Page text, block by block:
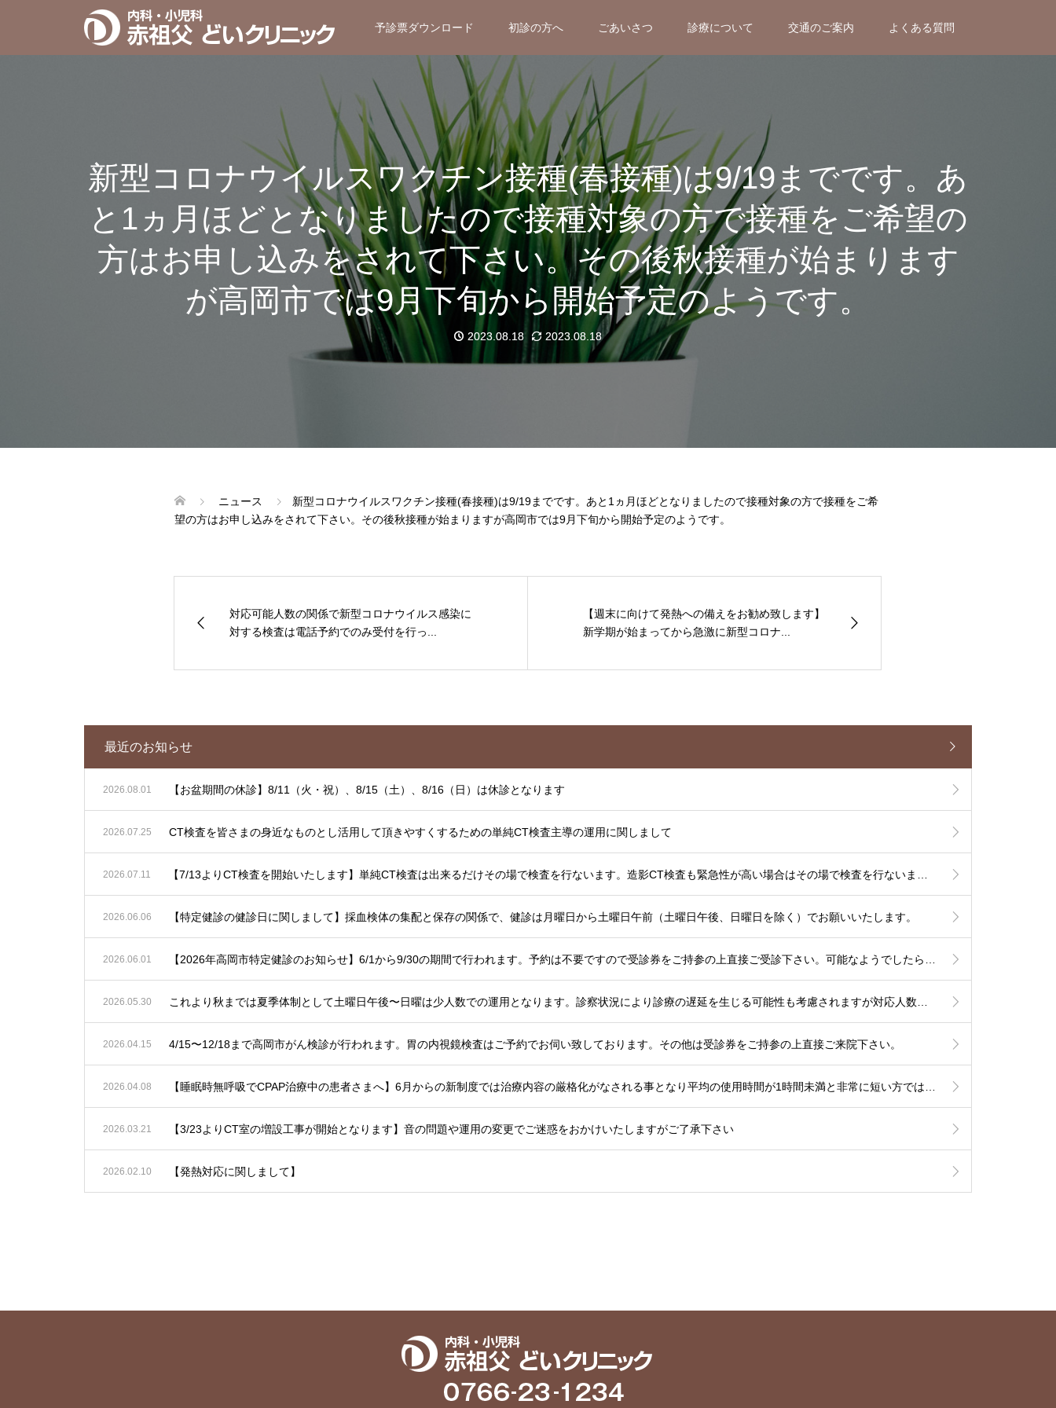
予診票ダウンロード 初診の方へ ごあいさつ 診療について 交通のご案内 よくある質問
新型コロナウイルスワクチン接種(春接種)は9/19までです。あ
と1ヵ月ほどとなりましたので接種対象の方で接種をご希望の
方はお申し込みをされて下さい。その後秋接種が始まります
が高岡市では9月下旬から開始予定のようです。
2023.08.18 2023.08.18
ニュース
新型コロナウイルスワクチン接種(春接種)は9/19までです。あと1ヵ月ほどとなりましたので接種対象の方で接種をご希
望の方はお申し込みをされて下さい。その後秋接種が始まりますが高岡市では9月下旬から開始予定のようです。
対応可能人数の関係で新型コロナウイルス感染に
対する検査は電話予約でのみ受付を行っ...
【週末に向けて発熱への備えをお勧め致します】
新学期が始まってから急激に新型コロナ...
最近のお知らせ
2026.08.01 【お盆期間の休診】8/11（火・祝）、8/15（土）、8/16（日）は休診となります
2026.07.25 CT検査を皆さまの身近なものとし活用して頂きやすくするための単純CT検査主導の運用に関しまして
2026.07.11
2026.06.06 【特定健診の健診日に関しまして】採血検体の集配と保存の関係で、健診は月曜日から土曜日午前（土曜日午後、日曜日を除く）でお願いいたします。
2026.06.01
2026.05.30
2026.04.15 4/15〜12/18まで高岡市がん検診が行われます。胃の内視鏡検査はご予約でお伺い致しております。その他は受診券をご持参の上直接ご来院下さい。
2026.04.08
2026.03.21 【3/23よりCT室の増設工事が開始となります】音の問題や運用の変更でご迷惑をおかけいたしますがご了承下さい
2026.02.10 【発熱対応に関しまして】